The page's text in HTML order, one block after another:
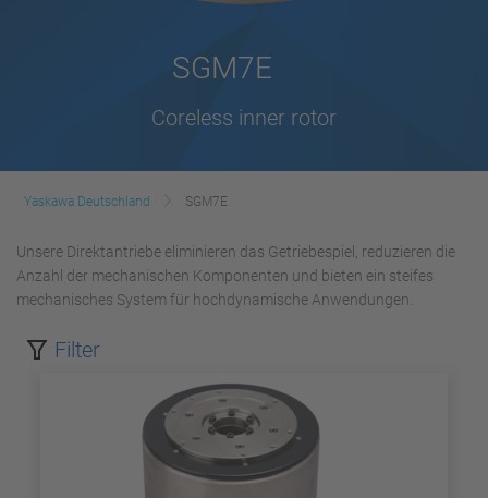
SGM7E
Coreless inner rotor
Yaskawa Deutschland SGM7E
Unsere Direktantriebe eliminieren das Getriebespiel, reduzieren die
Anzahl der mechanischen Komponenten und bieten ein steifes
mechanisches System für hochdynamische Anwendungen.
Filter